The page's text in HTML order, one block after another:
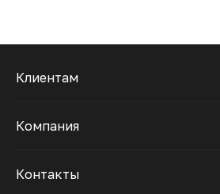
Клиентам
Компания
Контакты